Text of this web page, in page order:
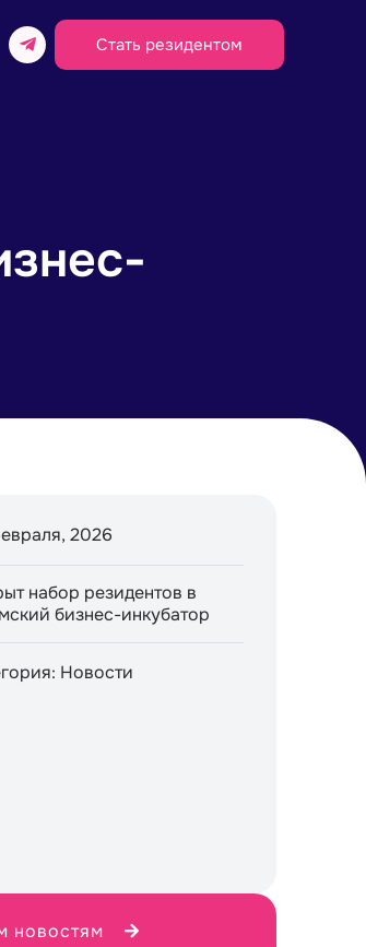
Стать резидентом
2026
набор резидентов в
бизнес-инкубатор
Новости
новостям